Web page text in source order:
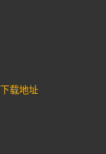
载地址